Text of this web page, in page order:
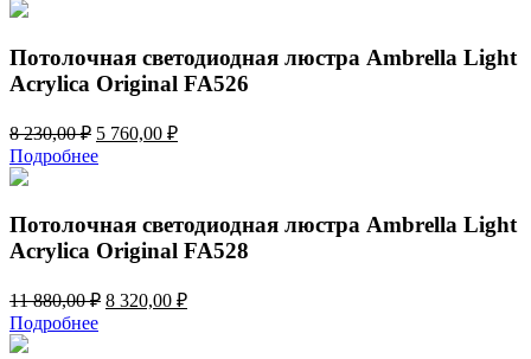
Потолочная светодиодная люстра Ambrella Light
Acrylica Original FA526
8 230,00₽ Первоначальная
цена
составляла
230,00 ₽.
5 760,00 ₽Текущая
Подробнее
Потолочная светодиодная люстра Ambrella Light
Acrylica Original FA528
11 880,00₽ Первоначальная
8 320,00 ₽Текущая
Подробнее